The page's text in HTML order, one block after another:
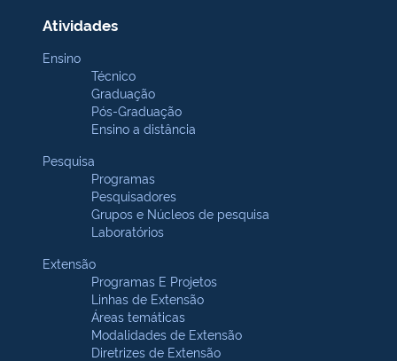
Atividades
Ensino
Técnico
Graduação
Pós-Graduação
Ensino a distância
Pesquisa
Programas
Pesquisadores
Grupos e Núcleos de pesquisa
Laboratórios
Extensão
Programas E Projetos
Linhas de Extensão
Áreas temáticas
Modalidades de Extensão
Diretrizes de Extensão